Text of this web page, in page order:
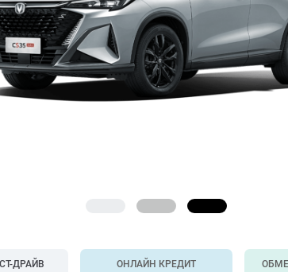
ДРАЙВ ОНЛАЙН КРЕДИТ